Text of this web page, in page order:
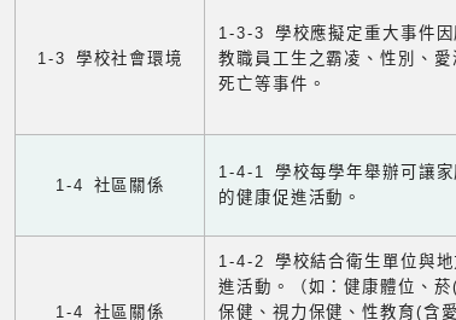
1-3 學校社會環境
1-3-3 學校應擬定重大事件因
教職員工生之霸凌、性別、
死亡等事件。
1-4 社區關係
1-4-1 學校每學年舉辦可讓家
的健康促進活動。
1-4 社區關係
1-4-2 學校結合衛生單位與地
進活動。（如：健康體位、
保健、視力保健、性教育(含